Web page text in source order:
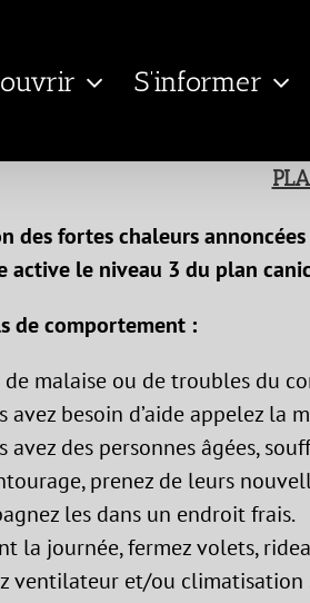
S’informer
des fortes chaleurs
active le niveau 3 du plan
de comportement :
de malaise ou de troubles du
avez besoin d’aide appelez la
avez des personnes âgées,
prenez de leurs
les dans un endroit frais.
la journée, fermez volets,
ventilateur et/ou climatisation